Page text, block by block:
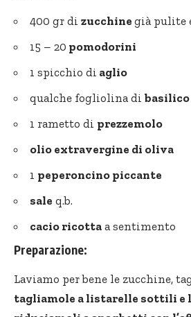
400 gr di zucchine già pulite
15 – 20 pomodorini
1 spicchio di aglio
qualche fogliolina di basilico
1 rametto di prezzemolo
olio extravergine di oliva
1 peperoncino piccante
sale q.b.
cacio ricotta a sentimento
Preparazione:
Laviamo per bene le zucchine,
tagliamole a listarelle sottili e